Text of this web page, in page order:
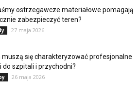
ostrzegawcze materiałowe pomagają
zabezpieczyć teren?
27 maja 2026
muszą się charakteryzować profesjonalne
do szpitali i przychodni?
26 maja 2026